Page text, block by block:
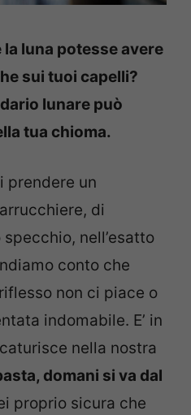
la luna potesse avere
sui tuoi capelli?
lunare può
tua chioma.
prendere un
di
nell’esatto
conto che
non ci piace o
indomabile. E’ in
nella nostra
domani si va dal
proprio sicura che